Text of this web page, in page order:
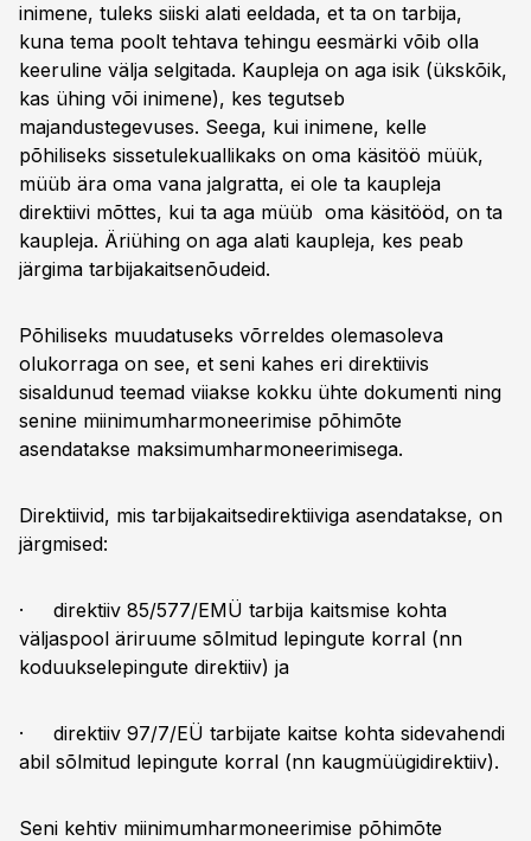
inimene, tuleks siiski alati eeldada, et ta on tarbija,
kuna tema poolt tehtava tehingu eesmärki võib olla
keeruline välja selgitada. Kaupleja on aga isik (ükskõik,
kas ühing või inimene), kes tegutseb
majandustegevuses. Seega, kui inimene, kelle
põhiliseks sissetulekuallikaks on oma käsitöö müük,
müüb ära oma vana jalgratta, ei ole ta kaupleja
direktiivi mõttes, kui ta aga müüb oma käsitööd, on ta
kaupleja. Äriühing on aga alati kaupleja, kes peab
järgima tarbijakaitsenõudeid.
Põhiliseks muudatuseks võrreldes olemasoleva
olukorraga on see, et seni kahes eri direktiivis
sisaldunud teemad viiakse kokku ühte dokumenti ning
senine miinimumharmoneerimise põhimõte
asendatakse maksimumharmoneerimisega.
Direktiivid, mis tarbijakaitsedirektiiviga asendatakse, on
järgmised:
· direktiiv 85/577/EMÜ tarbija kaitsmise kohta
väljaspool äriruume sõlmitud lepingute korral (nn
koduukselepingute direktiiv) ja
· direktiiv 97/7/EÜ tarbijate kaitse kohta sidevahendi
abil sõlmitud lepingute korral (nn kaugmüügidirektiiv).
Seni kehtiv miinimumharmoneerimise põhimõte